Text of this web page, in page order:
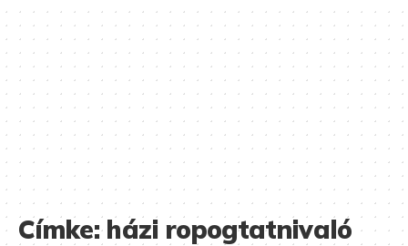
Címke:házi ropogtatnivaló